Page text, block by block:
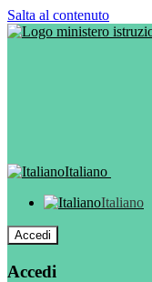
Salta al contenuto
Italiano
Italiano
Accedi
Accedi